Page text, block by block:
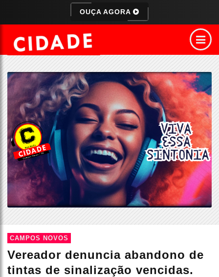
OUÇA AGORA
CAMPOS NOVOS
Vereador denuncia abandono de
tintas de sinalização vencidas.